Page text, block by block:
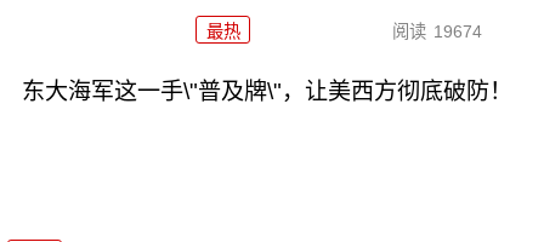
最热 阅读 19674
东大海军这一手\"普及牌\"，让美西方彻底破防！